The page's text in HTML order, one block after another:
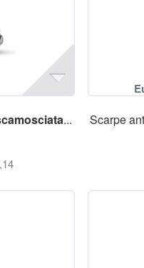
...
Scarpe